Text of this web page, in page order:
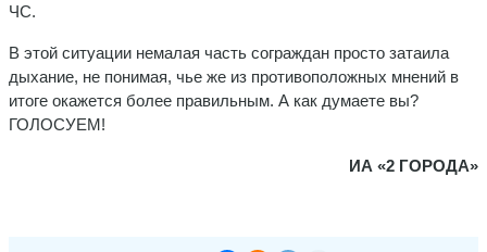
ЧС.
В этой ситуации немалая часть сограждан просто затаила
дыхание, не понимая, чье же из противоположных мнений в
итоге окажется более правильным. А как думаете вы?
ГОЛОСУЕМ!
ИА «2 ГОРОДА»